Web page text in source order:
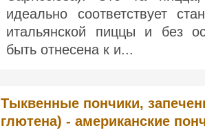
идеально соответствует
итальянской пиццы и без
быть отнесена к и...
Тыквенные пончики,
глютена) - американские